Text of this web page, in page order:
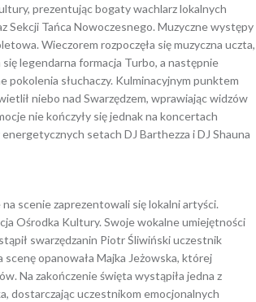
prezentując bogaty wachlarz lokalnych
Sekcji Tańca Nowoczesnego. Muzyczne występy
Wieczorem rozpoczęła się muzyczna uczta,
legendarna formacja Turbo, a następnie
słuchaczy. Kulminacyjnym punktem
niebo nad Swarzędzem, wprawiając widzów
nie kończyły się jednak na koncertach
setach DJ Barthezza i DJ Shauna
scenie zaprezentowali się lokalni artyści.
Ośrodka Kultury. Swoje wokalne umiejętności
swarzędzanin Piotr Śliwiński uczestnik
opanowała Majka Jeżowska, której
Na zakończenie święta wystąpiła jedna z
dostarczając uczestnikom emocjonalnych